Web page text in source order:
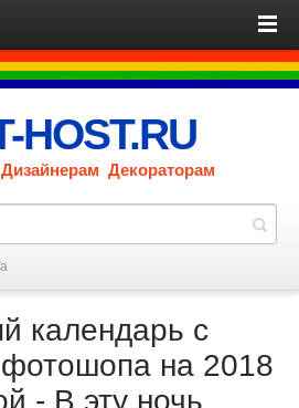
HOST.RU
Декораторам
календарь с
на 2018
- В эту ночь